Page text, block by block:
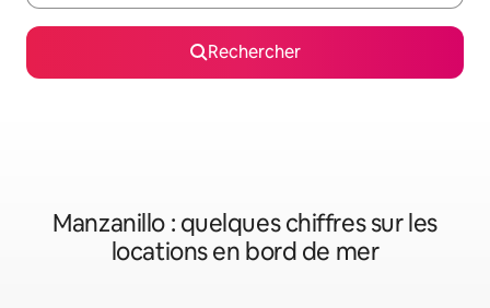
Rechercher
Manzanillo : quelques chiffres sur les
locations en bord de mer